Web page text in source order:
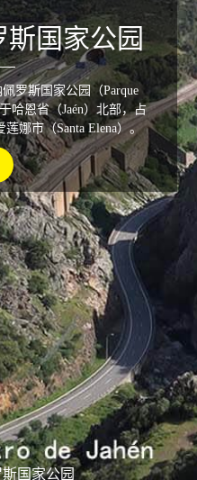
国家公园
斯国家公园
罗斯国家公园（Parque
哈恩省（Jaén）北部，占
娜市（Santa Elena）。